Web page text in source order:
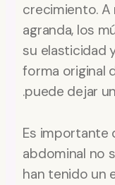
crecimiento.
agranda, los
su elasticidad
forma original
puede dejar
Es importante
abdominal no
han tenido un